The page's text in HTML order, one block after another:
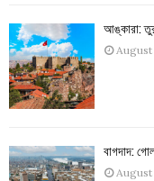
আঙ্কারা:
August
বাগদাদ:
August